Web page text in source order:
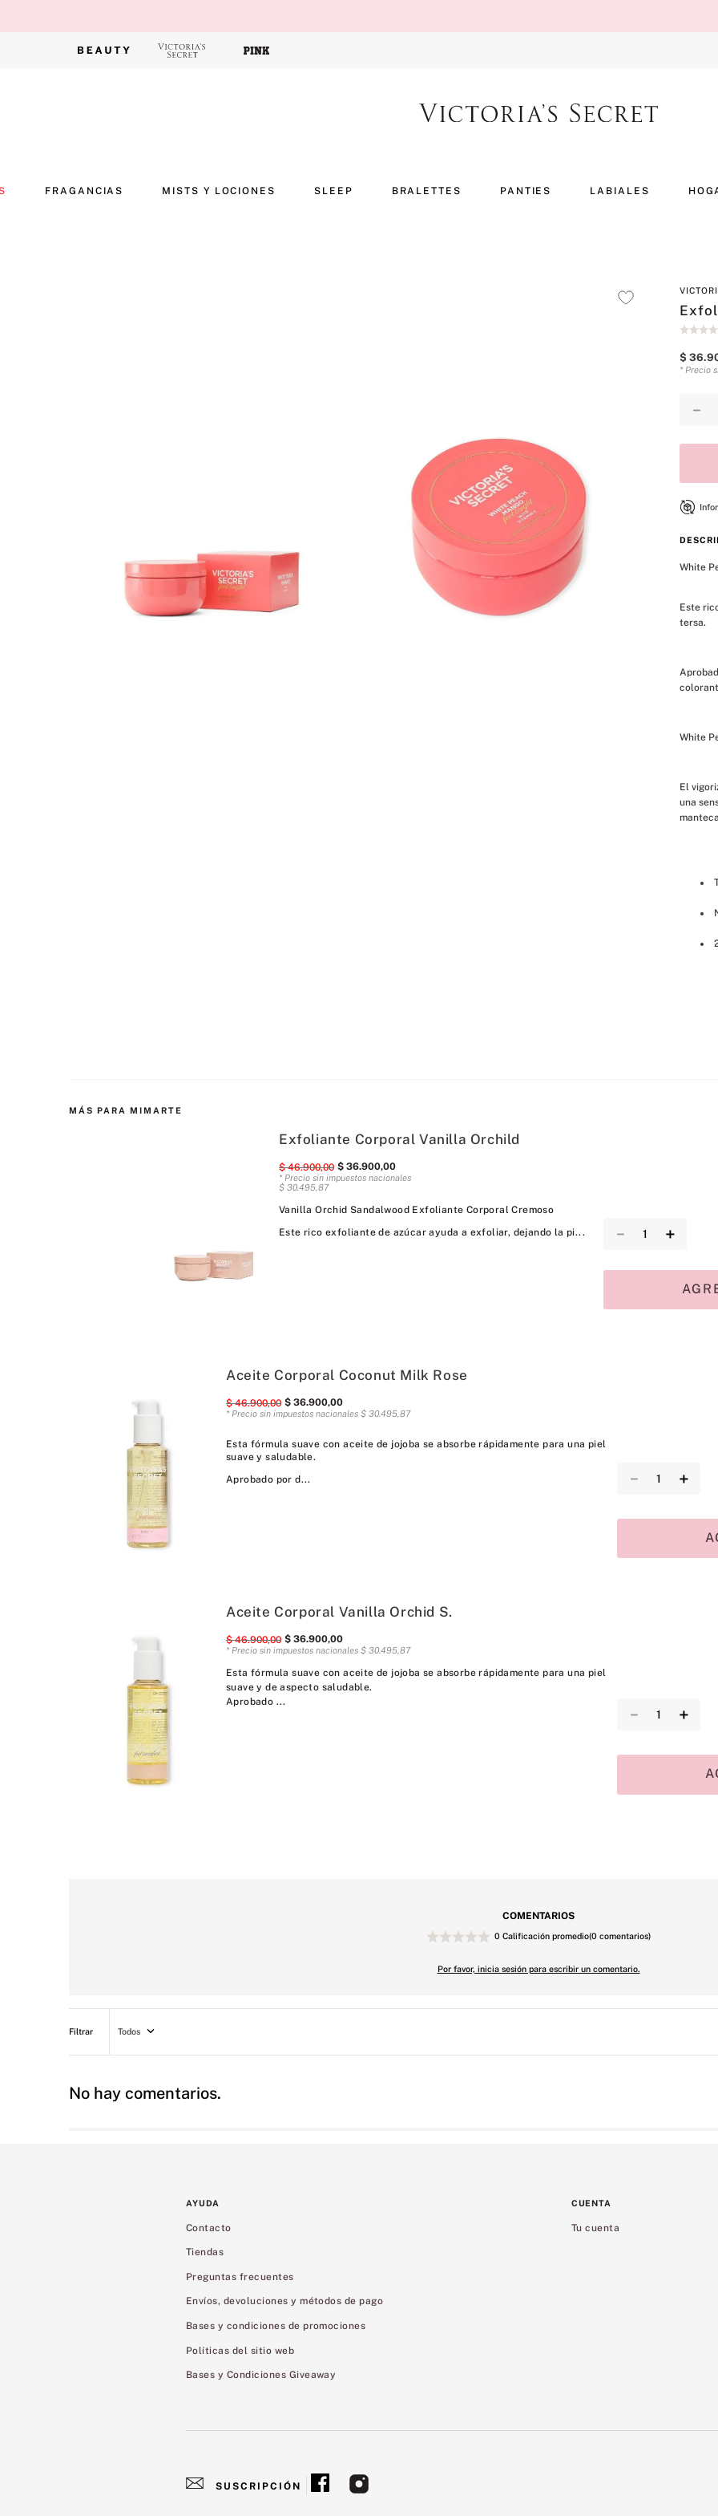
FRAGANCIAS MISTS Y LOCIONES SLEEP BRALETTES PANTIES LABIALES
$ 36.
* Precio
－
White
Este
tersa.
White
El
una
MÁS PARA MIMARTE
Exfoliante Corporal Vanilla Orchild
$ 46.900,00 $ 36.900,00
* Precio sin impuestos nacionales
$ 30495 87
Vanilla Orchid Sandalwood Exfoliante Corporal Cremoso
Este rico exfoliante de azúcar ayuda a exfoliar, dejando la pi...
＋
－
Aceite Corporal Coconut Milk Rose
$ 46.900,00 $ 36.900,00
* Precio sin impuestos nacionales $ 30.495,87
Esta fórmula suave con aceite de jojoba se absorbe rápidamente para una piel
suave y saludable.
Aprobado por d...
＋
－
Aceite Corporal Vanilla Orchid S.
$ 46.900,00 $ 36.900,00
* Precio sin impuestos nacionales $ 30.495,87
Esta fórmula suave con aceite de jojoba se absorbe rápidamente para una piel
suave y de aspecto saludable.
Aprobado ...
＋
－
COMENTARIOS
0 Calificación promedio(0 comentarios)
Por favor, inicia sesión para escribir un comentario.
Todos
No hay comentarios.
AYUDA
Contacto
Tiendas
Preguntas frecuentes
Envíos, devoluciones y métodos de pago
Bases y condiciones de promociones
Políticas del sitio web
Bases y Condiciones Giveaway
CUENTA
Tu cuenta
SUSCRIPCIÓN